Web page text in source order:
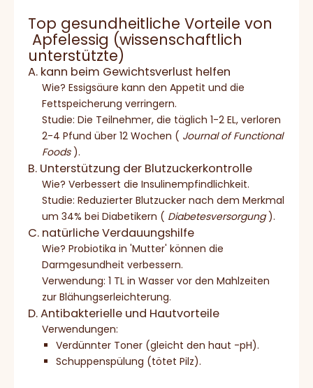
Top gesundheitliche Vorteile von
Apfelessig (wissenschaftlich
unterstützte)
A. kann beim Gewichtsverlust helfen
Wie? Essigsäure kann den Appetit und die
Fettspeicherung verringern.
Studie: Die Teilnehmer, die täglich 1-2 EL, verloren
2-4 Pfund über 12 Wochen ( Journal of Functional
Foods ).
B. Unterstützung der Blutzuckerkontrolle
Wie? Verbessert die Insulinempfindlichkeit.
Studie: Reduzierter Blutzucker nach dem Merkmal
um 34% bei Diabetikern ( Diabetesversorgung).
C. natürliche Verdauungshilfe
Wie? Probiotika in 'Mutter' können die
Darmgesundheit verbessern.
Verwendung: 1 TL in Wasser vor den Mahlzeiten
zur Blähungserleichterung.
D. Antibakterielle und Hautvorteile
Verwendungen:
Verdünnter Toner (gleicht den haut -pH).
Schuppenspülung (tötet Pilz).